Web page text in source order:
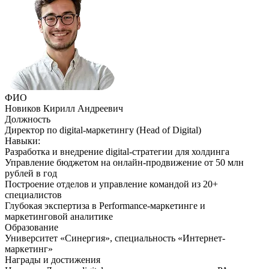
ФИО
Новиков Кирилл Андреевич
Должность
Директор по digital-маркетингу (Head of Digital)
Навыки:
Разработка и внедрение digital-стратегии для холдинга
Управление бюджетом на онлайн-продвижение от 50 млн
рублей в год
Построение отделов и управление командой из 20+
специалистов
Глубокая экспертиза в Performance-маркетинге и
маркетинговой аналитике
Образование
Университет «Синергия», специальность «Интернет-
маркетинг»
Награды и достижения